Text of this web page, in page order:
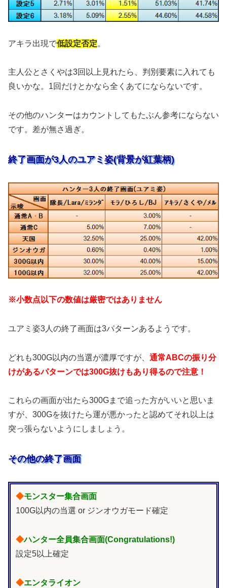
アキラ出現で低設定否定。
主人公とさくやは3回以上見れたら、判別要素に入れても
良いかな。1回だけとかなら全くあてにならないです。
その他のハンターはカウントしてもたぶん参考にならない
です。差が無さ過ぎ。
終了画面が3人のユアミ姿(背景が紅葉柄)
※小数点以下の数値は厳密ではありません
ユアミ姿3人の終了画面は3パターンあるようです。
どれも300G以内の当選が濃厚ですが、 通常ABCの振り分
けがあるパターンでは300G抜けもあり得るので注意！
これらの画面が出たら300Gまで追った方がいいと思いま
すが、300Gを抜けたら運が悪かったと認めてそれ以上は
突っ張らないようにしましょう。
その他の終了画面
◆モンスター集合画面
100G以内の当選 or ジンオウガモード確定
◆ハンター全員集合画面(Congratulations!)
設定5以上確定
◆エンタライオン